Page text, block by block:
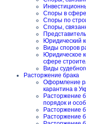
Споры в
Споры по
Споры,
Юридический
Виды споров
Юридическое
сфере
Виды
Расторжение брака
Оформление
карантина в
Расторжение
порядок и
Расторжение
Расторжение